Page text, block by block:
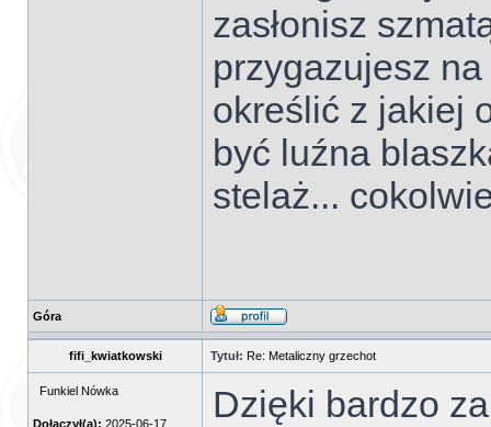
zasłonisz
przygazujesz
określić z jakiej
być luźna
stelaż...
Góra
fifi_kwiatkowski Tytuł: Re: Metaliczny grzechot
Funkiel Nówka
Dołączył(a): 2025-06-17
Dzięki bardzo